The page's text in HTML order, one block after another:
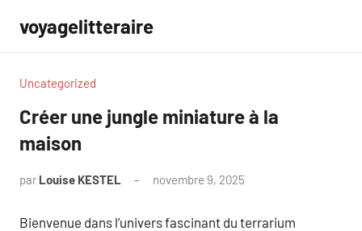
contenu
voyagelitteraire
Uncategorized
Créer une jungle miniature à la
maison
par Louise KESTEL novembre 9, 2025
Bienvenue dans l’univers fascinant du terrarium